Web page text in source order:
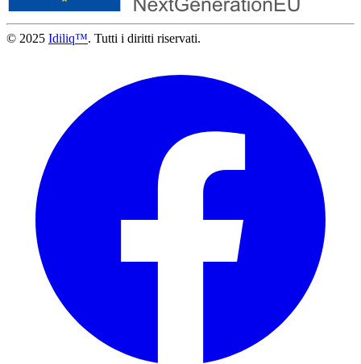
© 2025 Idiliq™. Tutti i diritti riservati.